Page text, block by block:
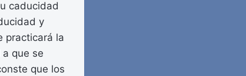
caducidad
y
practicará la
que se
que los